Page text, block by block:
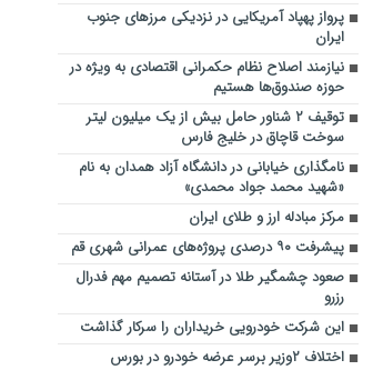
پرواز پهپاد آمریکایی در نزدیکی مرز‌های جنوب
ایران
نیازمند اصلاح نظام حکمرانی اقتصادی به ویژه در
حوزه صندوق‌ها هستیم
توقیف ۲ شناور حامل بیش از یک میلیون لیتر
سوخت قاچاق در خلیج فارس
نامگذاری خیابانی در دانشگاه آزاد همدان به نام
«شهید محمد جواد محمدی»
مرکز مبادله ارز و طلای ایران
پیشرفت ۹۰ درصدی پروژه‌های عمرانی شهری قم
صعود چشمگیر طلا در آستانه تصمیم مهم فدرال
رزرو
این شرکت خودرویی خریداران را سرکار گذاشت
اختلاف ۲وزیر برسر عرضه خودرو در بورس